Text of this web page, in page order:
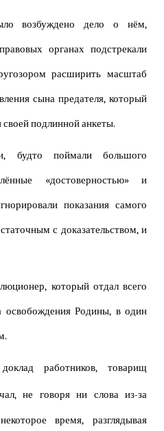
возбуждено дело о нём,
органах подстрекали
расширить масштаб
сына предателя, который
своей подлинной анкеты.
будто поймали большого
«достоверностью» и
показания самого
с доказательством, и
который отдал всего
освобождения Родины, в один
работников, товарищ
не говоря ни слова из-за
время, разглядывая